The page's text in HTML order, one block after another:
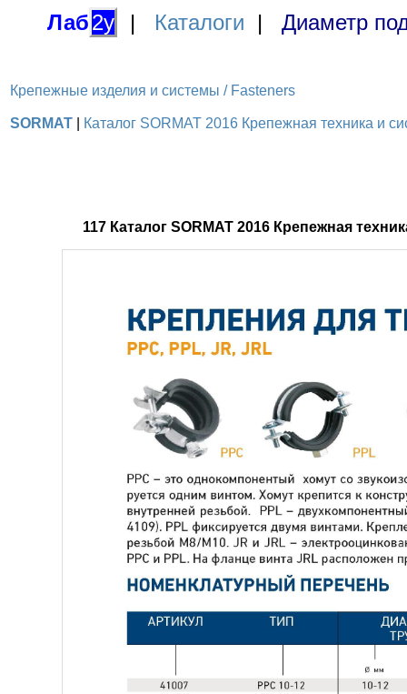
Лаб2у | Каталоги | Диаметр
Крепежные изделия и системы / Fasteners
SORMAT Каталог SORMAT 2016 Крепежная техника и
117 Каталог SORMAT 2016 Крепежная